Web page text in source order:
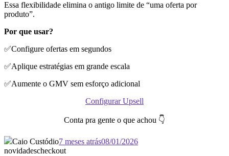
Essa flexibilidade elimina o antigo limite de “uma oferta por
produto”.
Por que usar?
✅Configure ofertas em segundos
✅Aplique estratégias em grande escala
✅Aumente o GMV sem esforço adicional
Configurar Upsell
Conta pra gente o que achou 👇
Caio Custódio7 meses atrás08/01/2026
novidadescheckout